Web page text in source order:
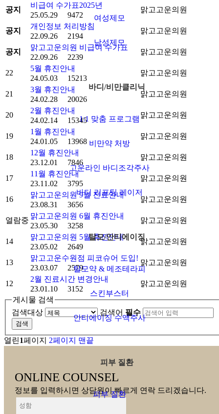
탈
모/
에
피
질
메
컬
스
킨
케
어
·
커
뮤
티
여성제모
남성제모
바디/비만클리닉
1:1 맞춤 프로그램
비만약 처방
고운라인 바디조각주사
바디 리프팅 레이저
탈모/안티에이징
탈모약 & 메조테라피
스킨부스터
안티에이징 수액주사
피부 질환
피부 질환
공지
비급여 수가표2025년
25.05.29
9472
맑고고운의원
공지
개인정보 처리방침
22.09.26
2194
맑고고운의원
공지
맑고고운의원 비급여 수가표
22.09.26
2239
맑고고운의원
22
5월 휴진안내
24.05.03
15213
맑고고운의원
21
3월 휴진안내
24.02.28
20026
맑고고운의원
20
2월 휴진안내
24.02.14
15345
맑고고운의원
19
1월 휴진안내
24.01.05
13968
맑고고운의원
18
12월 휴진안내
23.12.01
7846
맑고고운의원
17
11월 휴진안내
23.11.02
3795
맑고고운의원
16
맑고고운의원 9월 진료안내
23.08.31
3656
맑고고운의원
열람중
맑고고운의원 6월 휴진안내
23.05.30
3258
맑고고운의원
14
맑고고운의원 5월 휴진안내
23.05.02
2649
맑고고운의원
13
맑고고운수원점 피코슈어 도입!
23.03.07
2579
맑고고운의원
12
2월 진료시간 변경안내
23.01.10
3152
맑고고운의원
게시물 검색
검색대상
검색어 필수
검색
열린1페이지 2페이지 맨끝
ONLINE COUNSEL
정보를 입력하시면 상담원이 빠르게 연락 드리겠습니다.